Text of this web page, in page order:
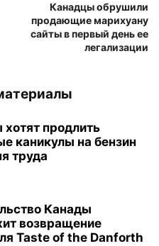
Канадцы обрушили
продающие марихуану
сайты в первый день ее
легализации
продлить
каникулы на бензин
труда
Канады
возвращение
Taste of the Danforth